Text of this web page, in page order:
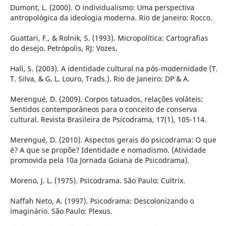
Dumont, L. (2000). O individualismo: Uma perspectiva
antropológica da ideologia moderna. Rio de Janeiro: Rocco.
Guattari, F., & Rolnik, S. (1993). Micropolítica: Cartografias
do desejo. Petrópolis, RJ: Vozes.
Hall, S. (2003). A identidade cultural na pós-modernidade (T.
T. Silva, & G. L. Louro, Trads.). Rio de Janeiro: DP & A.
Merengué, D. (2009). Corpos tatuados, relações voláteis:
Sentidos contemporâneos para o conceito de conserva
cultural. Revista Brasileira de Psicodrama, 17(1), 105-114.
Merengué, D. (2010). Aspectos gerais do psicodrama: O que
é? A que se propõe? Identidade e nomadismo. (Atividade
promovida pela 10a Jornada Goiana de Psicodrama).
Moreno, J. L. (1975). Psicodrama. São Paulo: Cultrix.
Naffah Neto, A. (1997). Psicodrama: Descolonizando o
imaginário. São Paulo: Plexus.